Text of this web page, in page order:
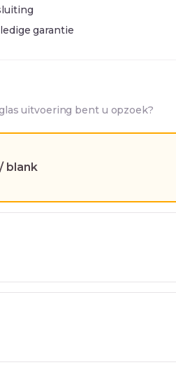
garantie
uitvoering bent u opzoek?
blank